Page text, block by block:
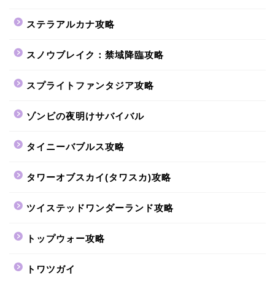
ステラアルカナ攻略
スノウブレイク：禁域降臨攻略
スプライトファンタジア攻略
ゾンビの夜明けサバイバル
タイニーバブルス攻略
タワーオブスカイ(タワスカ)攻略
ツイステッドワンダーランド攻略
トップウォー攻略
トワツガイ